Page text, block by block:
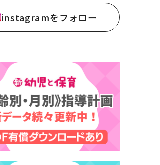
instagramをフォロー